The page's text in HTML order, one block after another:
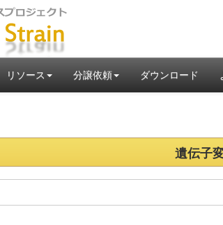
リソース 分譲依頼 ダウンロード
遺伝子